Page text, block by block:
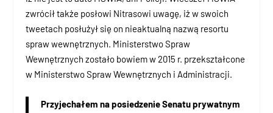
zwrócił także posłowi Nitrasowi uwagę, iż w swoich
tweetach posłużył się on nieaktualną nazwą resortu
spraw wewnętrznych. Ministerstwo Spraw
Wewnętrznych zostało bowiem w 2015 r. przekształcone
w Ministerstwo Spraw Wewnętrznych i Administracji.
Przyjechałem na posiedzenie Senatu prywatnym